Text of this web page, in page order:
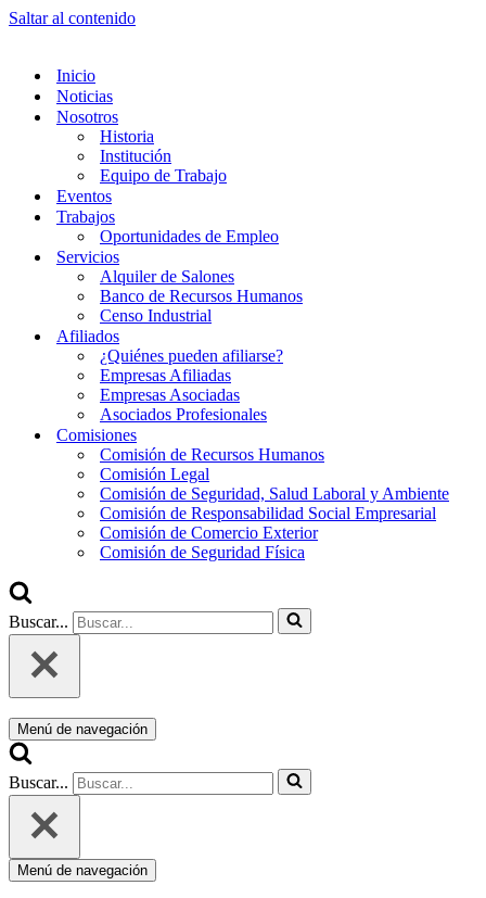
Saltar al contenido
Inicio
Noticias
Nosotros
Historia
Institución
Equipo de Trabajo
Eventos
Trabajos
Oportunidades de Empleo
Servicios
Alquiler de Salones
Banco de Recursos Humanos
Censo Industrial
Afiliados
¿Quiénes pueden afiliarse?
Empresas Afiliadas
Empresas Asociadas
Asociados Profesionales
Comisiones
Comisión de Recursos Humanos
Comisión Legal
Comisión de Seguridad, Salud Laboral y Ambiente
Comisión de Responsabilidad Social Empresarial
Comisión de Comercio Exterior
Comisión de Seguridad Física
Buscar...
Menú de navegación
Buscar...
Menú de navegación